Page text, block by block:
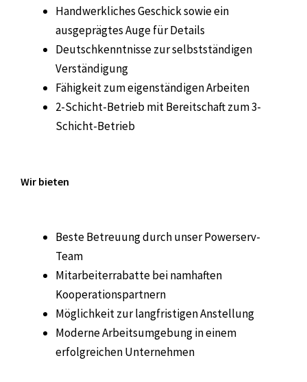
Handwerkliches Geschick sowie ein
ausgeprägtes Auge für Details
Deutschkenntnisse zur selbstständigen
Verständigung
Fähigkeit zum eigenständigen Arbeiten
2-Schicht-Betrieb mit Bereitschaft zum 3-
Schicht-Betrieb
Wir bieten
Beste Betreuung durch unser Powerserv-
Team
Mitarbeiterrabatte bei namhaften
Kooperationspartnern
Möglichkeit zur langfristigen Anstellung
Moderne Arbeitsumgebung in einem
erfolgreichen Unternehmen